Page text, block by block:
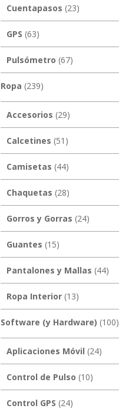
Cuentapasos (23)
GPS (63)
Pulsómetro (67)
Ropa (239)
Accesorios (29)
Calcetines (51)
Camisetas (44)
Chaquetas (28)
Gorros y Gorras (24)
Guantes (15)
Pantalones y Mallas (44)
Ropa Interior(13)
Software (y Hardware) (100)
Aplicaciones Móvil (24)
Control de Pulso (10)
Control GPS (24)